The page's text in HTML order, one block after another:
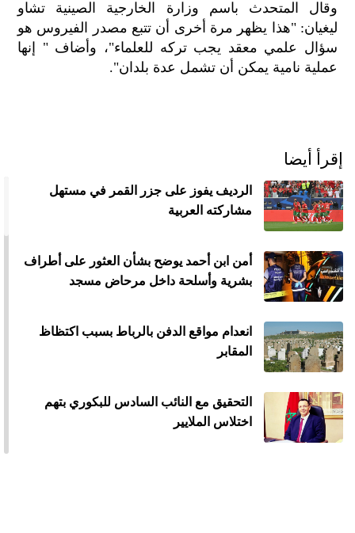
وقال المتحدث باسم وزارة الخارجية الصينية تشاو
ليغيان: "هذا يظهر مرة أخرى أن تتبع مصدر الفيروس هو
سؤال علمي معقد يجب تركه للعلماء"، وأضاف " إنها
عملية نامية يمكن أن تشمل عدة بلدان".
إقرأ أيضا
الرديف يفوز على جزر القمر في مستهل
مشاركته العربية
أمن ابن أحمد يوضح بشأن العثور على أطراف
بشرية وأسلحة داخل مرحاض مسجد
انعدام مواقع الدفن بالرباط بسبب اكتظاظ
المقابر
التحقيق مع النائب السادس للبكوري بتهم
اختلاس الملايير